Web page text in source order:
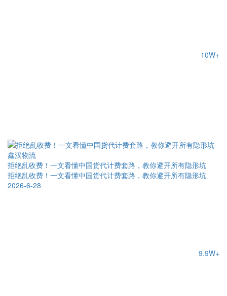
10W+
拒绝乱收费！一文看懂中国货代计费套路，教你避开所有隐形坑
拒绝乱收费！一文看懂中国货代计费套路，教你避开所有隐形坑
2026-6-28
9.9W+